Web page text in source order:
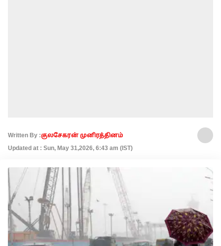
Written By :குலசேகரன் முனிரத்தினம்
Updated at : Sun, May 31,2026, 6:43 am (IST)